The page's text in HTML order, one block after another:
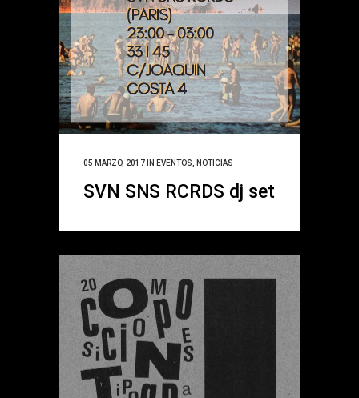
05 MARZO, 2017 IN EVENTOS NOTICIAS
SVN SNS RCRDS dj set